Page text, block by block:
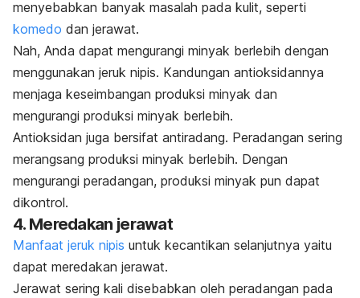
menyebabkan banyak masalah pada kulit, seperti
komedo dan jerawat.
Nah, Anda dapat mengurangi minyak berlebih dengan
menggunakan jeruk nipis. Kandungan antioksidannya
menjaga keseimbangan produksi minyak dan
mengurangi produksi minyak berlebih.
Antioksidan juga bersifat antiradang. Peradangan sering
merangsang produksi minyak berlebih. Dengan
mengurangi peradangan, produksi minyak pun dapat
dikontrol.
4. Meredakan jerawat
Manfaat jeruk nipis untuk kecantikan selanjutnya yaitu
dapat meredakan jerawat.
Jerawat sering kali disebabkan oleh peradangan pada